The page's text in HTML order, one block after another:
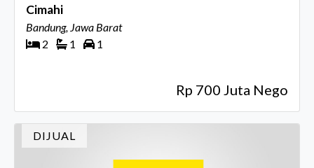
Cimahi
Bandung, Jawa Barat
2
1 1
Rp 700 Juta Nego
DIJUAL